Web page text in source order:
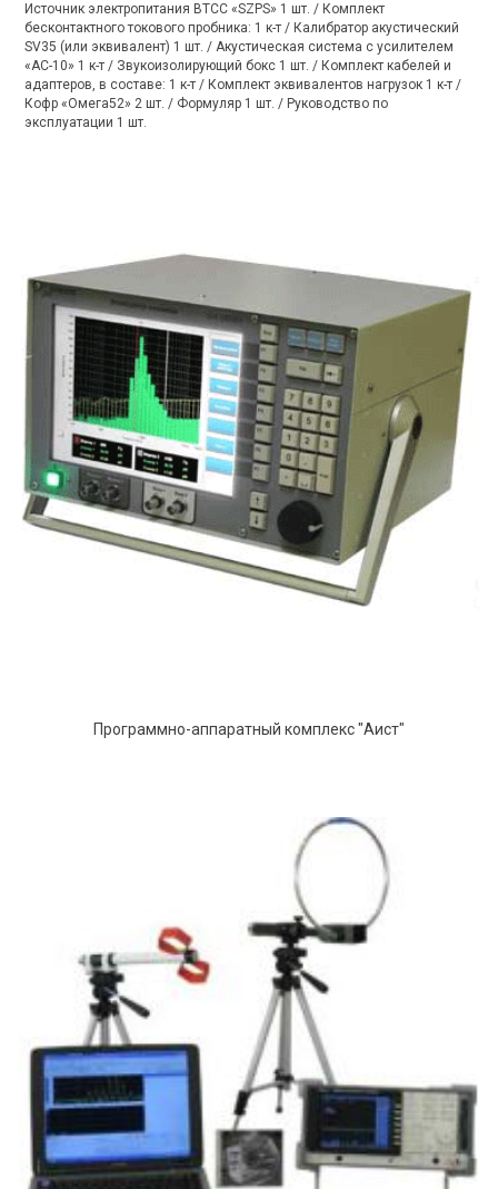
Источник электропитания ВТСС «SZPS» 1 шт. / Комплект
бесконтактного токового пробника: 1 к-т / Калибратор акустический
SV35 (или эквивалент) 1 шт. / Акустическая система с усилителем
«АС-10» 1 к-т / Звукоизолирующий бокс 1 шт. / Комплект кабелей и
адаптеров, в составе: 1 к-т / Комплект эквивалентов нагрузок 1 к-т /
Кофр «Омега52» 2 шт. / Формуляр 1 шт. / Руководство по
эксплуатации 1 шт.
Программно-аппаратный комплекс "Аист"